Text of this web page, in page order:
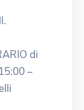
di
–